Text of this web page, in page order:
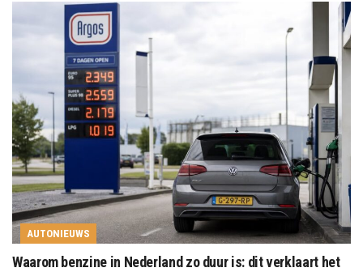
AUTONIEUWS
Waarom benzine in Nederland zo duur is: dit verklaart het